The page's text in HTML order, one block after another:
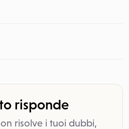
risponde
risolve i tuoi dubbi,